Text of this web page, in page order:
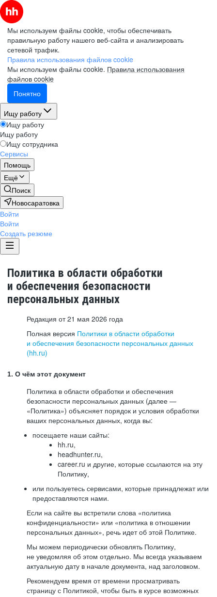
Мы используем файлы cookie, чтобы обеспечивать
правильную работу нашего веб-сайта и анализировать
сетевой трафик.
Правила использования файлов cookie
Мы используем файлы cookie. Правила использования
файлов cookie
Понятно
Ищу работу
Ищу работу
Ищу работу
Ищу сотрудника
Сервисы
Помощь
Ещё
Поиск
Новосаратовка
Войти
Войти
Создать резюме
Политика в области обработки
и обеспечения безопасности
персональных данных
Редакция от 21 мая 2026 года
Полная версия Политики в области обработки
и обеспечения безопасности персональных данных
(hh.ru)
1. О чём этот документ
Политика в области обработки и обеспечения
безопасности персональных данных (далее —
«Политика») объясняет порядок и условия обработки
ваших персональных данных, когда вы:
посещаете наши сайты:
hh.ru,
headhunter.ru,
career.ru и другие, которые ссылаются на эту
Политику,
или пользуетесь сервисами, которые принадлежат или
предоставляются нами.
Если на сайте вы встретили слова «политика
конфиденциальности» или «политика в отношении
персональных данных», речь идет об этой Политике.
Мы можем периодически обновлять Политику,
не уведомляя об этом отдельно. Мы всегда указываем
актуальную дату в начале документа, над заголовком.
Рекомендуем время от времени просматривать
страницу с Политикой, чтобы быть в курсе возможных